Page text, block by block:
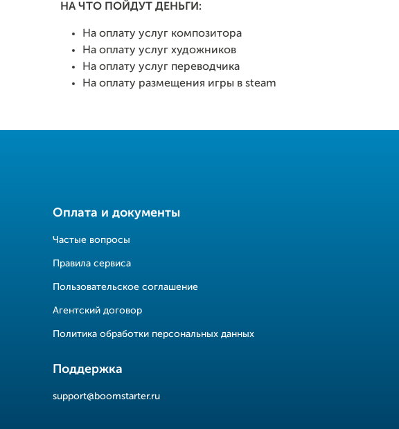
НА ЧТО ПОЙДУТ ДЕНЬГИ:
На оплату услуг композитора
На оплату услуг художников
На оплату услуг переводчика
На оплату размещения игры в steam
Оплата и документы
Частые вопросы
Правила сервиса
Пользовательское соглашение
Агентский договор
Политика обработки персональных данных
Поддержка
support@boomstarter.ru